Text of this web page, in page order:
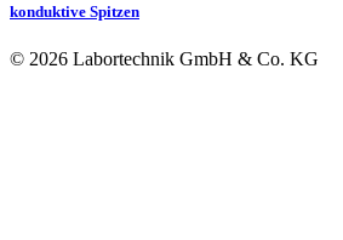
konduktive Spitzen
© 2026 Labortechnik GmbH & Co. KG